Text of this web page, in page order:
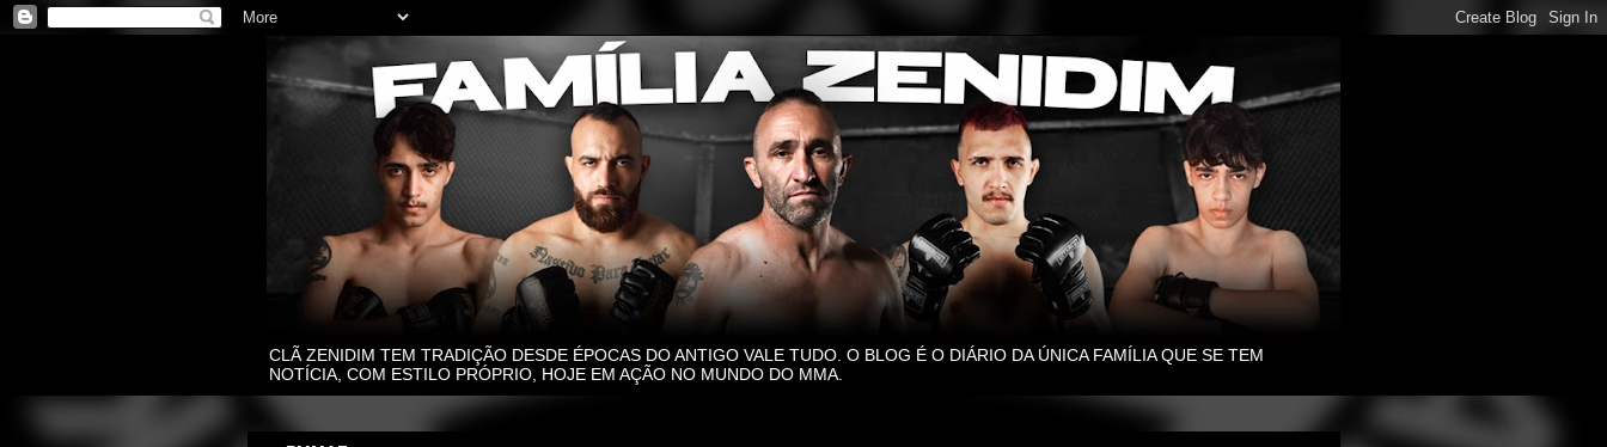
CLÃ ZENIDIM TEM TRADIÇÃO DESDE ÉPOCAS DO ANTIGO VALE TUDO. O BLOG É O DIÁRIO DA ÚNICA FAMÍLIA QUE SE TEM
NOTÍCIA, COM ESTILO PRÓPRIO, HOJE EM AÇÃO NO MUNDO DO MMA.